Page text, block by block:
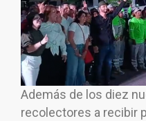
Además de los diez
recolectores a recibir